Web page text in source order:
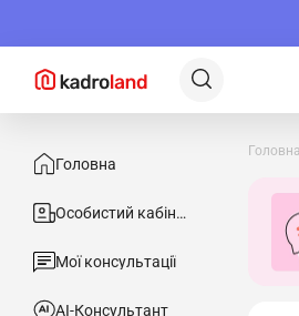
Головна
Особистий кабінет
Мої консультації
АІ-Консультант
Головна